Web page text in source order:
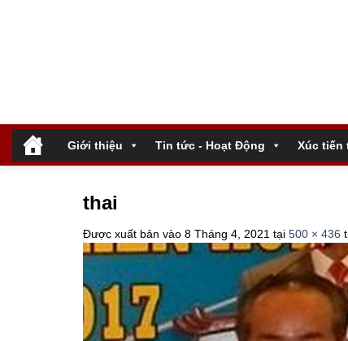
Giới thiệu Tin tức - Hoạt Động Xúc tiến
thai
Được xuất bản vào 8 Tháng 4, 2021 tại 500 × 436